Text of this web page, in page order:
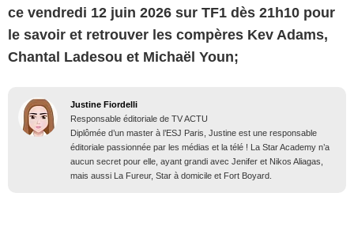
ce vendredi 12 juin 2026 sur TF1 dès 21h10 pour
le savoir et retrouver les compères Kev Adams,
Chantal Ladesou et Michaël Youn;
Justine Fiordelli
Responsable éditoriale de TV ACTU
Diplômée d’un master à l’ESJ Paris, Justine est une responsable
éditoriale passionnée par les médias et la télé ! La Star Academy n’a
aucun secret pour elle, ayant grandi avec Jenifer et Nikos Aliagas,
mais aussi La Fureur, Star à domicile et Fort Boyard.